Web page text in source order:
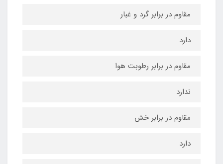
مقاوم در برابر گرد و غبار
دارد
مقاوم در برابر رطوبت هوا
ندارد
مقاوم در برابر خش
دارد